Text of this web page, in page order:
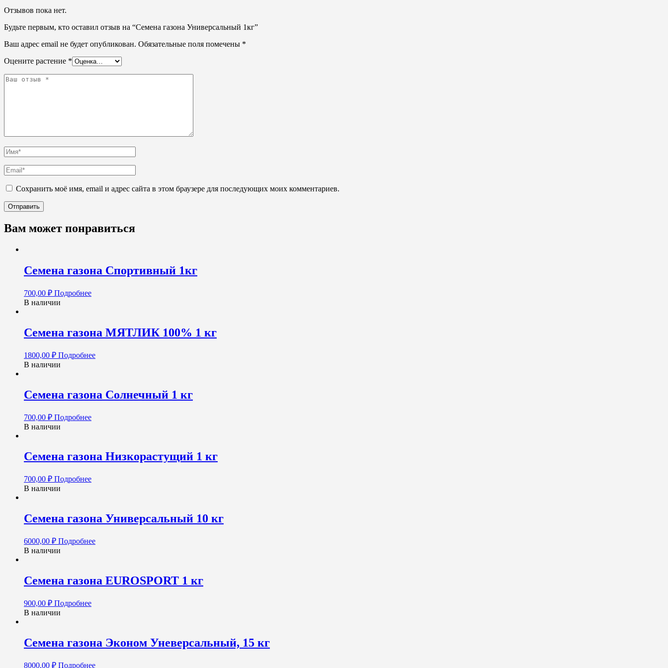
Отзывов пока нет.
Будьте первым, кто оставил отзыв на “Семена газона Универсальный 1кг”
Ваш адрес email не будет опубликован. Обязательные поля помечены *
Оцените растение *
Сохранить моё имя, email и адрес сайта в этом браузере для последующих моих комментариев.
Вам может понравиться
Семена газона Спортивный 1кг
700,00 ₽ Подробнее
В наличии
Семена газона МЯТЛИК 100% 1 кг
1800,00 ₽ Подробнее
В наличии
Семена газона Солнечный 1 кг
700,00 ₽ Подробнее
В наличии
Семена газона Низкорастущий 1 кг
700,00 ₽ Подробнее
В наличии
Семена газона Универсальный 10 кг
6000,00 ₽ Подробнее
В наличии
Семена газона EUROSPORT 1 кг
900,00 ₽ Подробнее
В наличии
Семена газона Эконом Уневерсальный, 15 кг
8000,00 ₽ Подробнее